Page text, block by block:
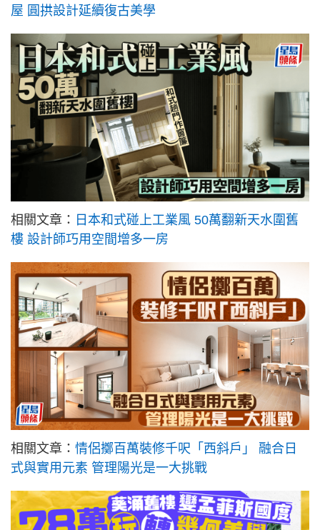
屋 圓拱設計延續復古美學
相關文章： 日本和式碰上工業風 50萬翻新天水圍舊
樓 設計師巧用空間增多一房
相關文章： 情侶擲百萬裝修千呎「西斜戶」 融合日
式與實用元素 管理陽光是一大挑戰